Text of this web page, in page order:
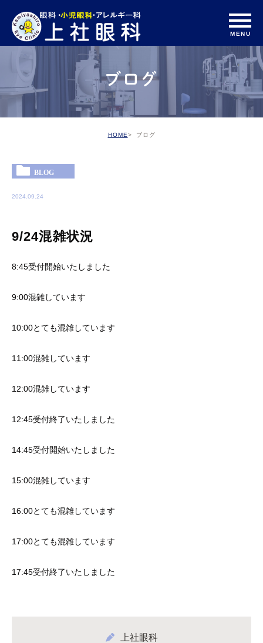
ブログ
HOME ブログ
BLOG
2024.09.24
9/24混雑状況
8:45受付開始いたしました
9:00混雑しています
10:00とても混雑しています
11:00混雑しています
12:00混雑しています
12:45受付終了いたしました
14:45受付開始いたしました
15:00混雑しています
16:00とても混雑しています
17:00とても混雑しています
17:45受付終了いたしました
上社眼科